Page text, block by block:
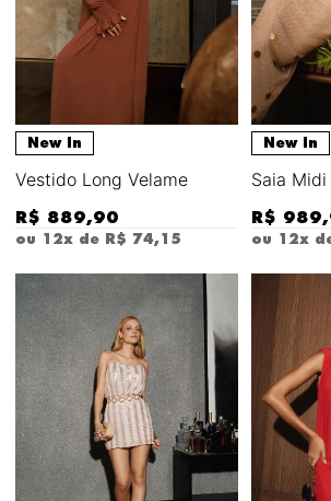
New In
Vestido Long Velame
R$ 889,90
ou 12x de R$ 74,15
New In
Saia
R$ 989,
ou 12x